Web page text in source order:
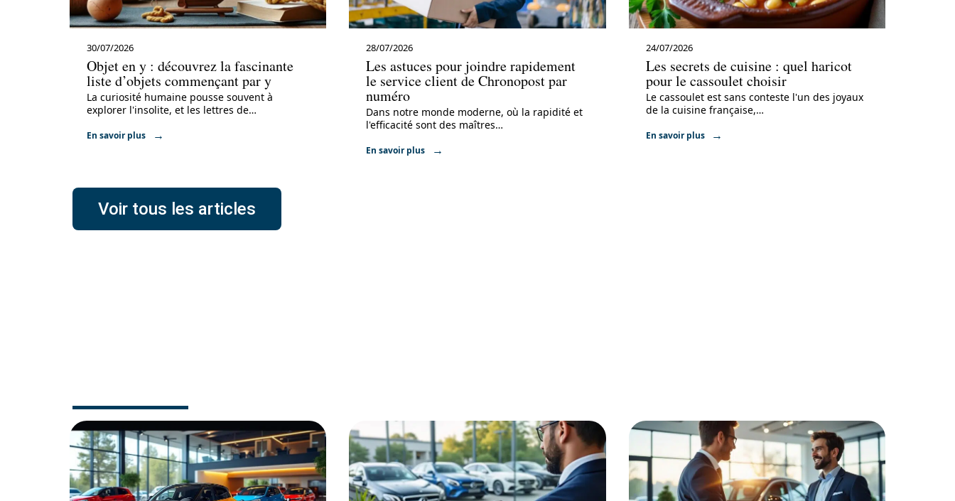
30/07/2026
Objet en y : découvrez la fascinante
liste d’objets commençant par y
La curiosité humaine pousse souvent à
explorer l'insolite, et les lettres de…
En savoir plus
28/07/2026
Les astuces pour joindre rapidement
le service client de Chronopost par
numéro
Dans notre monde moderne, où la rapidité et
l'efficacité sont des maîtres…
En savoir plus
24/07/2026
Les secrets de cuisine : quel haricot
pour le cassoulet choisir
Le cassoulet est sans conteste l'un des joyaux
de la cuisine française,…
En savoir plus
Voir tous les articles